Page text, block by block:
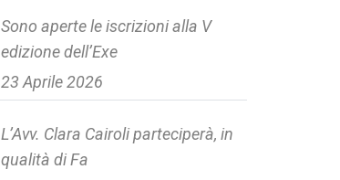
Sono aperte le iscrizioni alla V
edizione dell’Exe
23 Aprile 2026
L’Avv. Clara Cairoli parteciperà, in
qualità di Fa